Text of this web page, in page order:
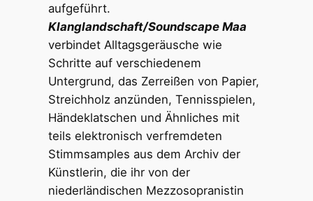
aufgeführt.
Klanglandschaft/Soundscape Maa
verbindet Alltagsgeräusche wie
Schritte auf verschiedenem
Untergrund, das Zerreißen von Papier,
Streichholz anzünden, Tennisspielen,
Händeklatschen und Ähnliches mit
teils elektronisch verfremdeten
Stimmsamples aus dem Archiv der
Künstlerin, die ihr von der
niederländischen Mezzosopranistin